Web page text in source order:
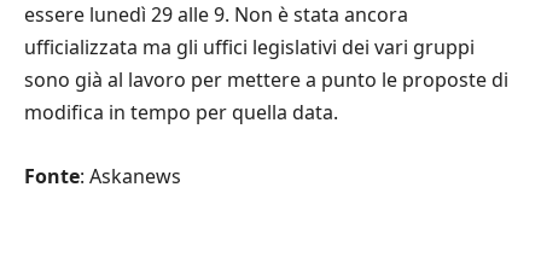
essere lunedì 29 alle 9. Non è stata ancora
ufficializzata ma gli uffici legislativi dei vari gruppi
sono già al lavoro per mettere a punto le proposte di
modifica in tempo per quella data.
Fonte: Askanews